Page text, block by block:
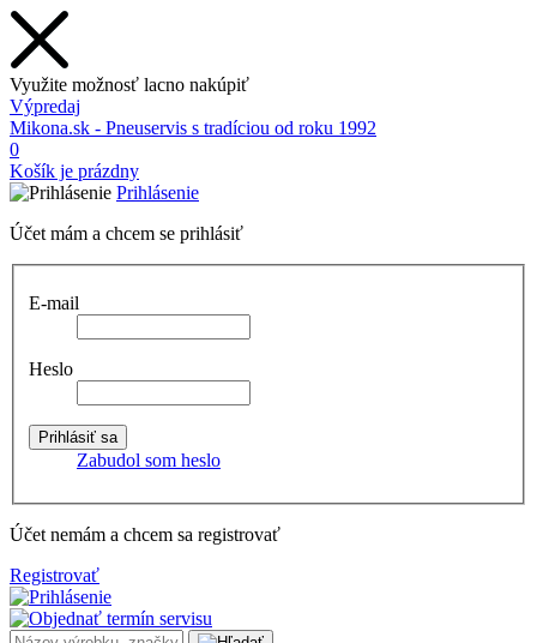
Využite možnosť lacno nakúpiť
Výpredaj
Mikona.sk - Pneuservis s tradíciou od roku 1992
0
Košík je prázdny
Prihlásenie
Účet mám a chcem se prihlásiť
E-mail
Heslo
Zabudol som heslo
Účet nemám a chcem sa registrovať
Registrovať